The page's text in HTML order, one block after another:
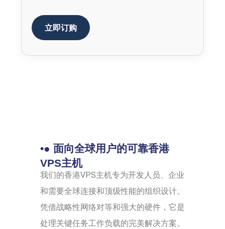
立即订购
•● 面向全球用户的可靠香港
VPS主机
我们的香港VPS主机专为开发人员、企业
和需要全球连接和顶级性能的组织设计。
凭借战略性网络对等和强大的硬件，它是
处理关键任务工作负载的完美解决方案。